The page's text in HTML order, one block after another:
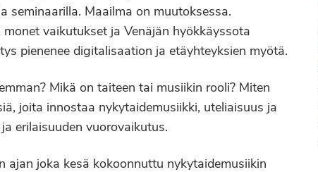
Maailma on muutoksessa.
vaikutukset ja Venäjän hyökkäyssota
pienenee digitalisaation ja etäyhteyksien myötä.
Mikä on taiteen tai musiikin rooli? Miten
joita innostaa nykytaidemusiikki, uteliaisuus ja
erilaisuuden vuorovaikutus.
ajan joka kesä kokoonnuttu nykytaidemusiikin